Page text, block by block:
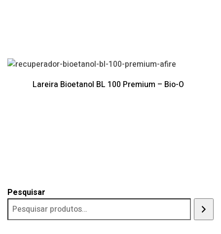
Lareira Bioetanol BL 100 Premium – Bio-O
Pesquisar